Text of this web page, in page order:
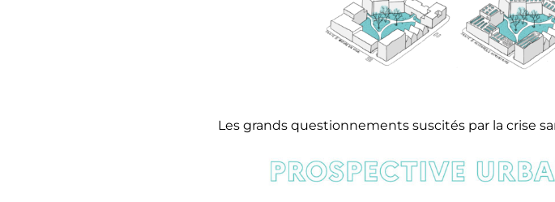
Les grands questionnements suscités par la crise